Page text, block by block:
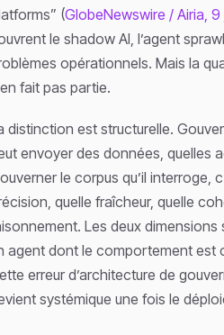
(GlobeNewswire / Airia,
le shadow AI, l’agent
opérationnels. Mais la
fait pas partie.
distinction est structurelle.
envoyer des données, quelles
le corpus qu’il interroge,
quelle fraîcheur, quelle
Les deux
agent dont le comportement est
erreur d’architecture de
systémique une fois le